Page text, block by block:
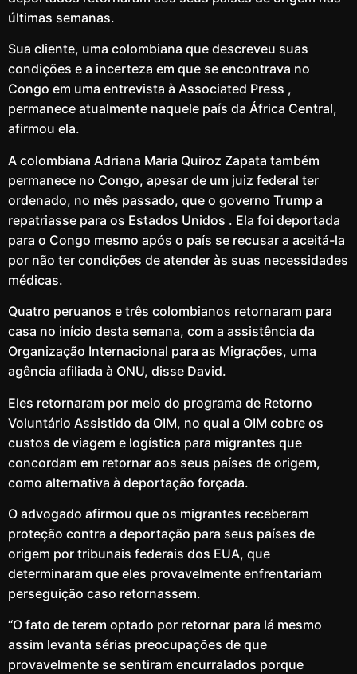
últimas semanas.
Sua cliente, uma colombiana que descreveu suas
condições e a incerteza em que se encontrava no
Congo em uma entrevista à Associated Press ,
permanece atualmente naquele país da África Central,
afirmou ela.
A colombiana Adriana Maria Quiroz Zapata também
permanece no Congo, apesar de um juiz federal ter
ordenado, no mês passado, que o governo Trump a
repatriasse para os Estados Unidos . Ela foi deportada
para o Congo mesmo após o país se recusar a aceitá-la
por não ter condições de atender às suas necessidades
médicas.
Quatro peruanos e três colombianos retornaram para
casa no início desta semana, com a assistência da
Organização Internacional para as Migrações, uma
agência afiliada à ONU, disse David.
Eles retornaram por meio do programa de Retorno
Voluntário Assistido da OIM, no qual a OIM cobre os
custos de viagem e logística para migrantes que
concordam em retornar aos seus países de origem,
como alternativa à deportação forçada.
O advogado afirmou que os migrantes receberam
proteção contra a deportação para seus países de
origem por tribunais federais dos EUA, que
determinaram que eles provavelmente enfrentariam
perseguição caso retornassem.
“O fato de terem optado por retornar para lá mesmo
assim levanta sérias preocupações de que
provavelmente se sentiram encurralados porque